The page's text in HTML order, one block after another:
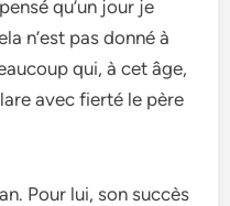
qu’un jour je
n’est pas donné à
qui, à cet âge,
avec fierté le père
Pour lui, son succès